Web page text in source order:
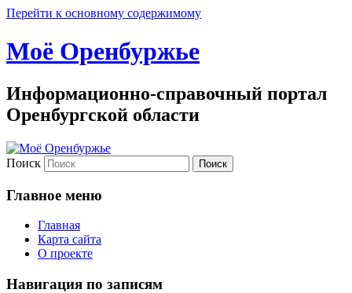
Перейти к основному содержимому
Моё Оренбуржье
Информационно-справочный портал
Оренбургской области
Поиск
Главное меню
Главная
Карта сайта
О проекте
Навигация по записям